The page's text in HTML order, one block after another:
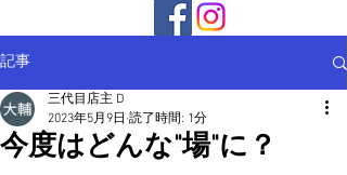
記事
今度はどんな"場"に？
三代目店主 D
2023年5月9日 読了時間: 1分